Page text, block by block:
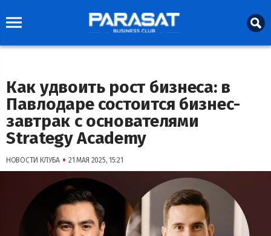
Как удвоить рост бизнеса: в
Павлодаре состоится бизнес-
завтрак с основателями
Strategy Academy
НОВОСТИ КЛУБА • 21 МАЯ 2025, 15:21